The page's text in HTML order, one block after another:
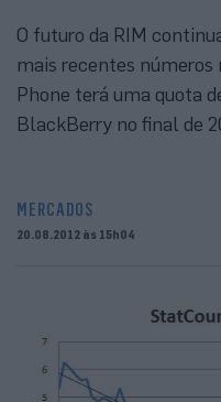
O futuro da RIM
mais recentes
Phone terá uma quota
BlackBerry no final de
MERCADOS
20.08.2012 às 15h04